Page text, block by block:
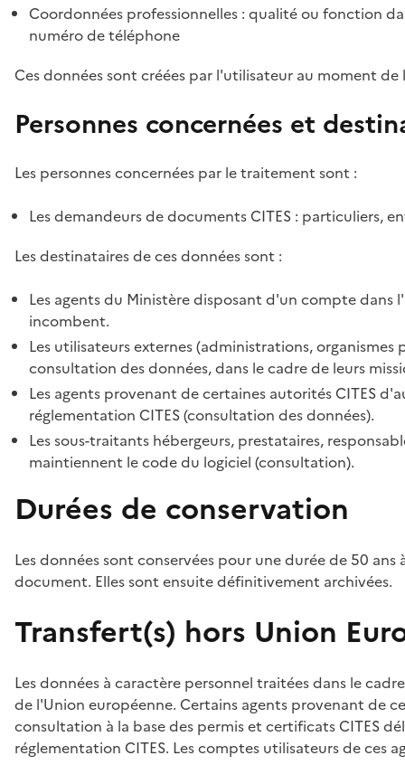
Coordonnées professionnelles : qualité ou fonction
numéro de téléphone
Ces données sont créées par l'utilisateur au moment
Personnes concernées et
Les personnes concernées par le traitement sont :
Les demandeurs de documents CITES : particuliers,
Les destinataires de ces données sont :
Les agents du Ministère disposant d'un compte
incombent.
Les utilisateurs externes (administrations,
consultation des données, dans le cadre de leurs
Les agents provenant de certaines autorités CITES
réglementation CITES (consultation des données).
Les sous-traitants hébergeurs, prestataires,
maintiennent le code du logiciel (consultation).
Durées de conservation
Les données sont conservées pour une durée de 50
document. Elles sont ensuite définitivement archivées.
Transfert(s) hors Union
Les données à caractère personnel traitées dans le
de l'Union européenne. Certains agents provenant de
consultation à la base des permis et certificats CITES
réglementation CITES. Les comptes utilisateurs de ces